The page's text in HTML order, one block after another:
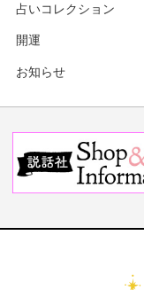
占いコレクション
開運
お知らせ